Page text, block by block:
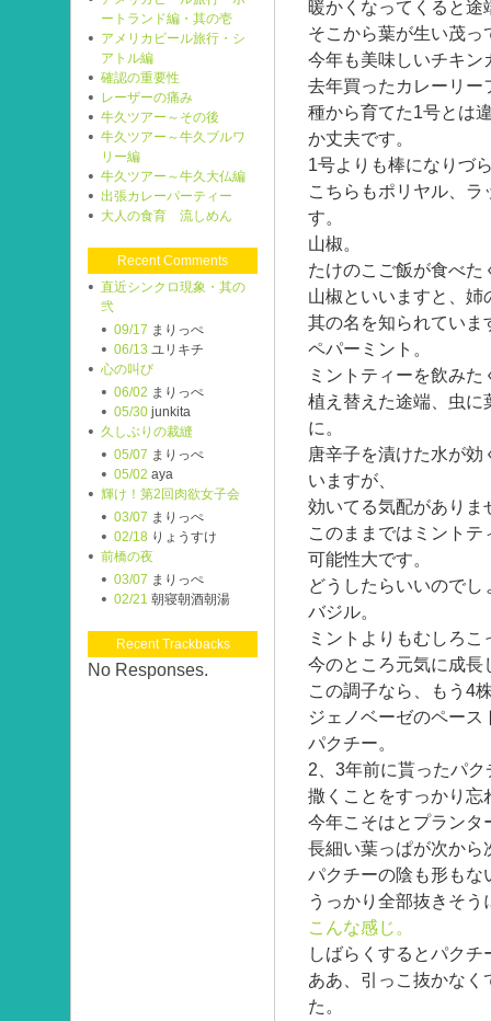
暖かくなってくると途
そこから葉が生い茂っ
今年も美味しいチキン
去年買ったカレーリー
種から育てた1号とは
か丈夫です。
1号よりも棒になりづ
こちらもポリヤル、
す。
山椒。
たけのこご飯が食べ
山椒といいますと、姉
其の名を知られていま
ペパーミント。
ミントティーを飲み
植え替えた途端、虫に
に。
唐辛子を漬けた水が
いますが、
効いてる気配がありま
このままではミント
可能性大です。
どうしたらいいのでし
バジル。
ミントよりもむしろ
今のところ元気に成長
この調子なら、もう4
ジェノベーゼのペー
パクチー。
2、3年前に貰ったパク
撒くことをすっかり忘
今年こそはとプランタ
長細い葉っぱが次から
パクチーの陰も形もな
うっかり全部抜きそう
こんな感じ。
しばらくするとパク
ああ、引っこ抜かな
た。
ートランド編・其の壱
アメリカビール旅行・シ
アトル編
確認の重要性
レーザーの痛み
牛久ツアー～その後
牛久ツアー～牛久ブルワ
リー編
牛久ツアー～牛久大仏編
出張カレーパーティー
大人の食育 流しめん
Recent Comments
直近シンクロ現象・其の
弐
09/17 まりっぺ
06/13 ユリキチ
心の叫び
06/02 まりっぺ
05/30 junkita
久しぶりの裁縫
05/07 まりっぺ
05/02 aya
輝け！第2回肉欲女子会
03/07 まりっぺ
02/18 りょうすけ
前橋の夜
03/07 まりっぺ
02/21 朝寝朝酒朝湯
Recent Trackbacks
No Responses.